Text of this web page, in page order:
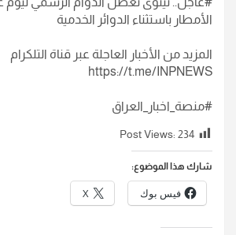
الأمطار باستثناء الدوائر الخدمية
المزيد من الأخبار العاجلة عبر قناة التلكرام
https://t.me/INPNEWS
#منصة_اخبار_العراق
Post Views: 234
شارك هذا الموضوع:
فيس بوك X